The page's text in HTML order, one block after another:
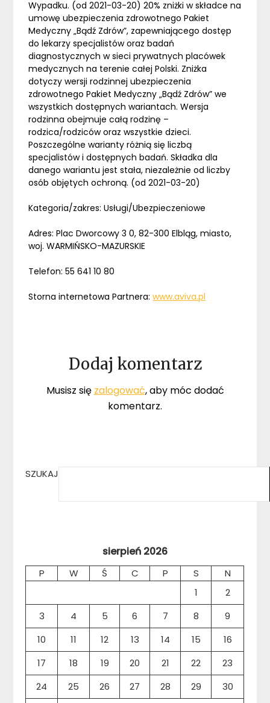
Wypadku. (od 2021-03-20) 20% zniżki w składce na
umowę ubezpieczenia zdrowotnego Pakiet
Medyczny „Bądź Zdrów”, zapewniającego dostęp
do lekarzy specjalistów oraz badań
diagnostycznych w sieci prywatnych placówek
medycznych na terenie całej Polski. Zniżka
dotyczy wersji rodzinnej ubezpieczenia
zdrowotnego Pakiet Medyczny „Bądź Zdrów” we
wszystkich dostępnych wariantach. Wersja
rodzinna obejmuje całą rodzinę –
rodzica/rodziców oraz wszystkie dzieci.
Poszczególne warianty różnią się liczbą
specjalistów i dostępnych badań. Składka dla
danego wariantu jest stała, niezależnie od liczby
osób objętych ochroną. (od 2021-03-20)
Kategoria/zakres: Usługi/Ubezpieczeniowe
Adres: Plac Dworcowy 3 0, 82-300 Elbląg, miasto,
woj. WARMIŃSKO-MAZURSKIE
Telefon: 55 641 10 80
Storna internetowa Partnera:www.aviva.pl
Dodaj komentarz
Musisz się zalogować, aby móc dodać
komentarz.
SZUKAJ
sierpień 2026
P W Ś C P S
N
1
2
3
4 5 6 7 8
9
10
11 12 13 14 15
16
17
18 19 20 21 22
23
24
25 26 27 28 29
30